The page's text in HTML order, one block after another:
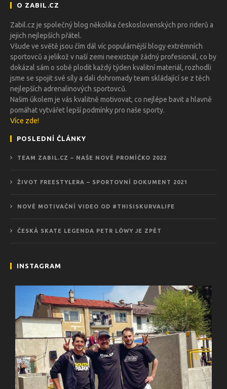
O ZABIL.CZ
Zabil.cz je společný blog několika československých pro riderů a
jejich nejlepších přátel.
Všude ve světě jsou čím dál víc populárnější blogy extrémních
sportovců a jelikož v naší zemi neexistuje žádný profesionál, co by
dokázal sám o sobě plodit každý týden kvalitní materiál, rozhodli
jsme se spojit své síly a dali dohromady team skládající se z těch
nejlepších adrenalinových sportovců.
Našim úkolem je vás kvalitně motivovat, co nejlépe bavit a hlavně
pomáhat vytvářet lepší podmínky pro naše sporty.
Více zde!
POSLEDNÍ ČLÁNKY
TEAM ZABIL.CZ – NAŠE NOVÉ PROMÍČKO 2022
ŽIVOT FREESTYLERA – SPORTOVNÍ DOKUMENT 2021
NOVÉ MOTIVAČNÍ VIDEO OD #THISISKURVALIFE
ČESKÁ SKATE LEGENDA PETR LÖWY JE ZPĚT
INSTAGRAM